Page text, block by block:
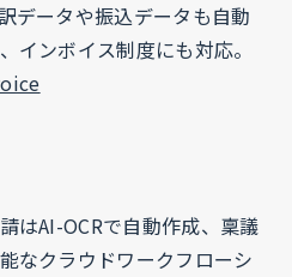
データや振込データも自動
インボイス制度にも対応。
はAI-OCRで自動作成、稟議
なクラウドワークフローシ